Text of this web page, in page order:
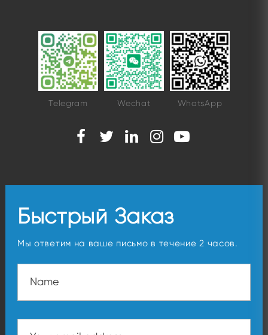
Telegram Wechat WhatsApp
Быстрый Заказ
Мы ответим на ваше письмо в течение 2 часов.